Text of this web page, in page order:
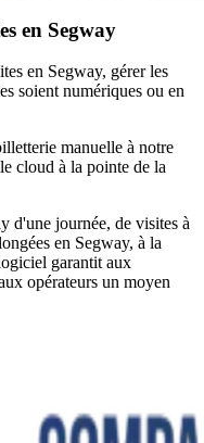
en Segway
en Segway, gérer les
soient numériques ou en
manuelle à notre
cloud à la pointe de la
d'une journée, de visites à
en Segway, à la
garantit aux
opérateurs un moyen